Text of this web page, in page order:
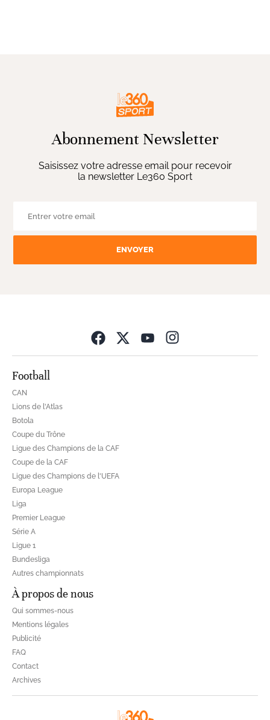
Abonnement Newsletter
Saisissez votre adresse email pour recevoir
la newsletter Le360 Sport
ENVOYER
Football
CAN
Lions de l'Atlas
Botola
Coupe du Trône
Ligue des Champions de la CAF
Coupe de la CAF
Ligue des Champions de l'UEFA
Europa League
Liga
Premier League
Série A
Ligue 1
Bundesliga
Autres championnats
À propos de nous
Qui sommes-nous
Mentions légales
Publicité
FAQ
Contact
Archives